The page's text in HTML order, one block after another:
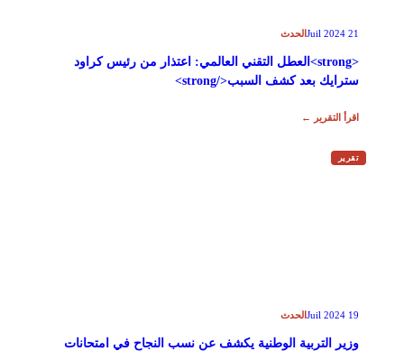
21 Juil 2024 الحدث
<strong>العطل التقني العالمي: اعتذار من رئيس كراود
سترايك بعد كشف السبب</strong>
اقرأ التقرير ←
تقرير
19 Juil 2024 الحدث
وزير التربية الوطنية يكشف عن نسب النجاح في امتحانات